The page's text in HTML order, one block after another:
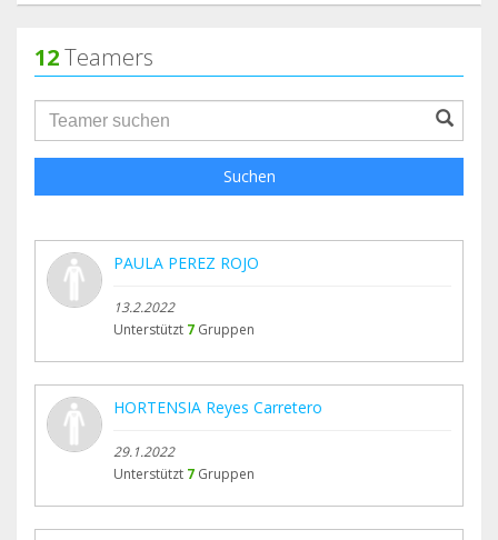
12Teamers
groupProfile.searchForm.search.text???
Suchen
PAULA PEREZ ROJO
13.2.2022
Unterstützt 7 Gruppen
HORTENSIA Reyes Carretero
29.1.2022
Unterstützt 7 Gruppen